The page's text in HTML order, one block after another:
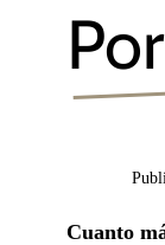
Cuanto